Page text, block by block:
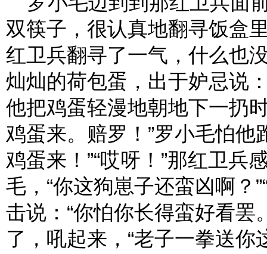
双筷子，很认真地翻寻饭盒
红卫兵翻寻了一气，什么也
灿灿的荷包蛋，出于妒忌说
他把鸡蛋轻漫地朝地下一扔
鸡蛋来。赔罗！”罗小毛怕
鸡蛋来！”“哎呀！”那红卫兵
毛，“你这狗崽子还蛮凶啊？
击说：“你怕你长得蛮好看罢
了，吼起来，“老子一拳送你